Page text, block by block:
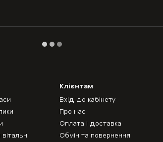
Клієнтам
Вхід до кабінету
Про нас
Оплата і доставка
Обмін та повернення